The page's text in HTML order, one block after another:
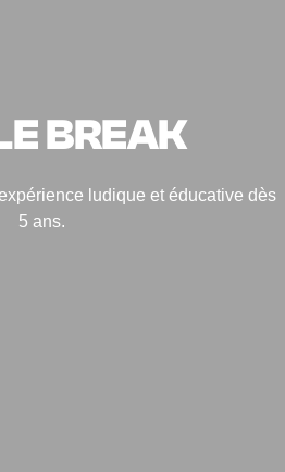
BREAK
ludique et éducative dès
5 ans.